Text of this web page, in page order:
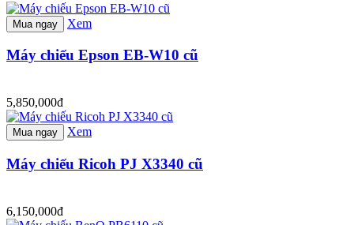
Mua ngay Xem
Máy chiếu Epson EB-W10 cũ
5,850,000đ
Mua ngay Xem
Máy chiếu Ricoh PJ X3340 cũ
6,150,000đ